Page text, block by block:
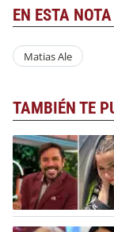
EN ESTA NOTA
Matias Ale
TAMBIÉN TE